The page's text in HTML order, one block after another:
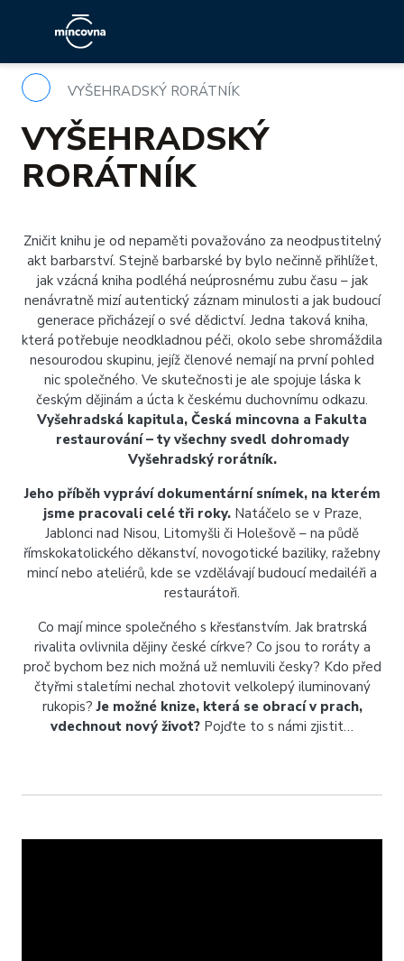
VYŠEHRADSKÝ RORÁTNÍK
VYŠEHRADSKÝ
RORÁTNÍK
Zničit knihu je od nepaměti považováno za neodpustitelný
akt barbarství. Stejně barbarské by bylo nečinně přihlížet,
jak vzácná kniha podléhá neúprosnému zubu času – jak
nenávratně mizí autentický záznam minulosti a jak budoucí
generace přicházejí o své dědictví. Jedna taková kniha,
která potřebuje neodkladnou péči, okolo sebe shromáždila
nesourodou skupinu, jejíž členové nemají na první pohled
nic společného. Ve skutečnosti je ale spojuje láska k
českým dějinám a úcta k českému duchovnímu odkazu.
Vyšehradská kapitula, Česká mincovna a Fakulta
restaurování – ty všechny svedl dohromady
Vyšehradský rorátník.
Jeho příběh vypráví dokumentární snímek, na kterém
jsme pracovali celé tři roky.Natáčelo se v Praze,
Jablonci nad Nisou, Litomyšli či Holešově – na půdě
římskokatolického děkanství, novogotické baziliky, ražebny
mincí nebo ateliérů, kde se vzdělávají budoucí medailéři a
restaurátoři.
Co mají mince společného s křesťanstvím. Jak bratrská
rivalita ovlivnila dějiny české církve? Co jsou to roráty a
proč bychom bez nich možná už nemluvili česky? Kdo před
čtyřmi staletími nechal zhotovit velkolepý iluminovaný
rukopis?Je možné knize, která se obrací v prach,
vdechnout nový život? Pojďte to s námi zjistit…